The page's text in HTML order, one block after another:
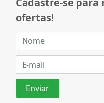
Cadastre-se para
ofertas!